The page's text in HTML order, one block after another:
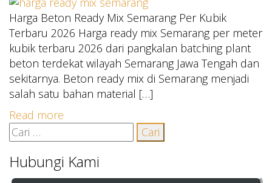
Harga Beton Ready Mix Semarang Per Kubik
Terbaru 2026 Harga ready mix Semarang per meter
kubik terbaru 2026 dari pangkalan batching plant
beton terdekat wilayah Semarang Jawa Tengah dan
sekitarnya. Beton ready mix di Semarang menjadi
salah satu bahan material […]
Read more
Cari
untuk:
Hubungi Kami